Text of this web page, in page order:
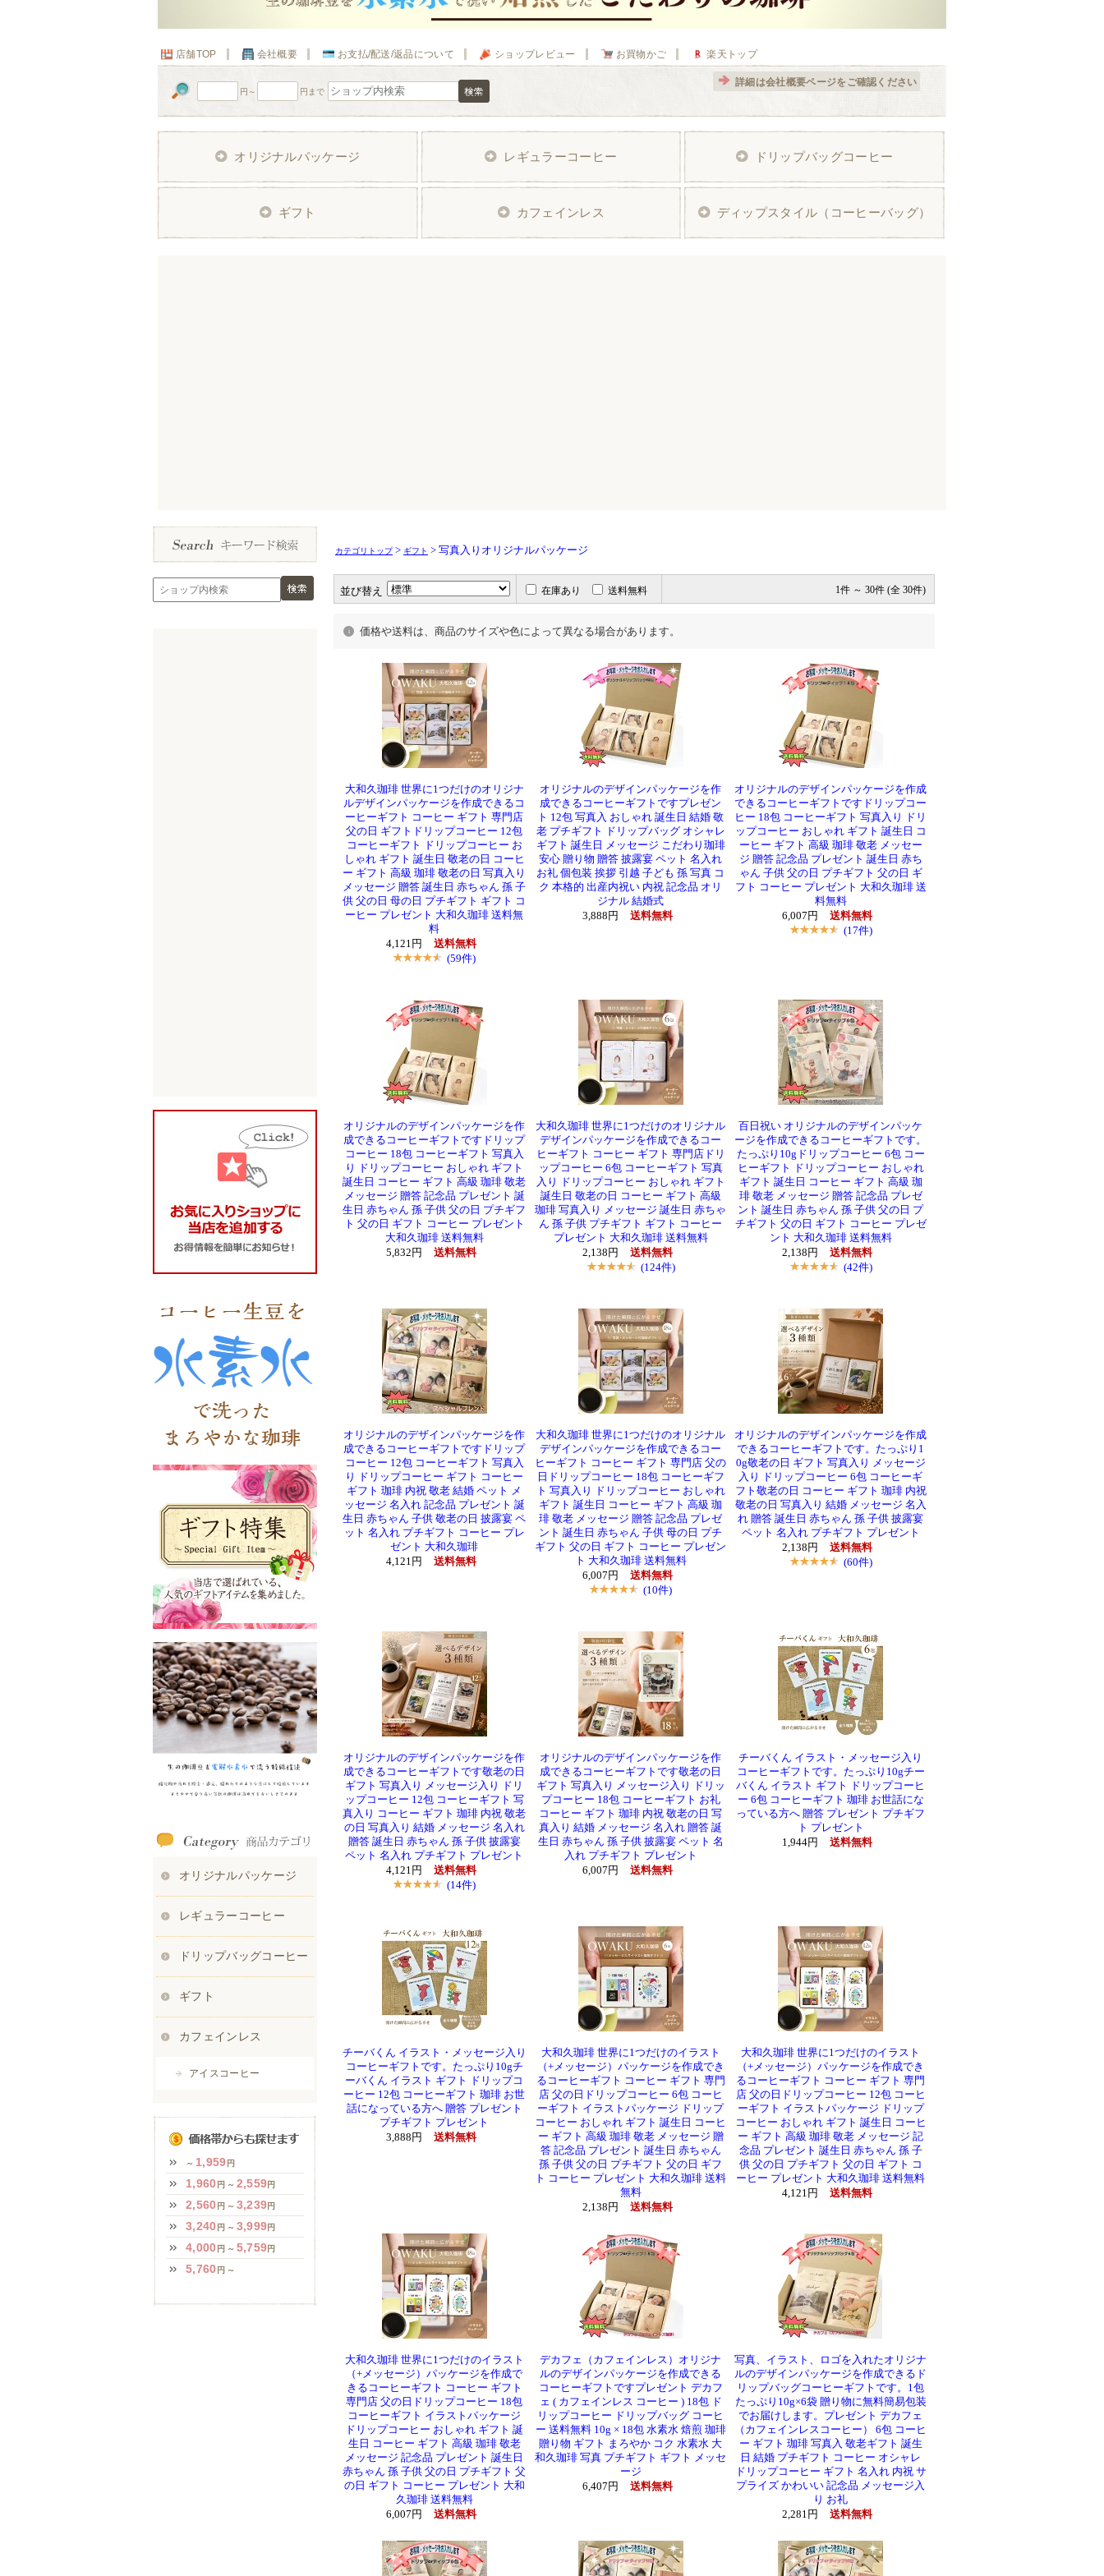
カテゴリトップ> ギフト > 写真入りオリジナルパッケージ
並び替え 在庫あり 送料無料 1件 ～ 30件 (全 30件)
価格や送料は、商品のサイズや色によって異なる場合があります。
大和久珈琲 世界に1つだけのオリジナ
ルデザインパッケージを作成できるコ
ーヒーギフト コーヒー ギフト 専門店
父の日 ギフトドリップコーヒー 12包
コーヒーギフト ドリップコーヒー お
しゃれ ギフト 誕生日 敬老の日 コーヒ
ー ギフト 高級 珈琲 敬老の日 写真入り
メッセージ 贈答 誕生日 赤ちゃん 孫 子
供 父の日 母の日 プチギフト ギフト コ
ーヒー プレゼント 大和久珈琲 送料無
料
4,121円
送料無料
(59件)
オリジナルのデザインパッケージを作
成できるコーヒーギフトですプレゼン
ト 12包 写真入 おしゃれ 誕生日 結婚 敬
老 プチギフト ドリップバッグ オシャレ
ギフト 誕生日 メッセージ こだわり珈琲
安心 贈り物 贈答 披露宴 ペット 名入れ
お礼 個包装 挨拶 引越 子ども 孫 写真 コ
ク 本格的 出産内祝い 内祝 記念品 オリ
ジナル 結婚式
3,888円
送料無料
オリジナルのデザインパッケージを作成
できるコーヒーギフトですドリップコー
ヒー 18包 コーヒーギフト 写真入り ドリ
ップコーヒー おしゃれ ギフト 誕生日 コ
ーヒー ギフト 高級 珈琲 敬老 メッセー
ジ 贈答 記念品 プレゼント 誕生日 赤ち
ゃん 子供 父の日 プチギフト 父の日 ギ
フト コーヒー プレゼント 大和久珈琲 送
料無料
6,007円
送料無料
(17件)
オリジナルのデザインパッケージを作
成できるコーヒーギフトですドリップ
コーヒー 18包 コーヒーギフト 写真入
り ドリップコーヒー おしゃれ ギフト
誕生日 コーヒー ギフト 高級 珈琲 敬老
メッセージ 贈答 記念品 プレゼント 誕
生日 赤ちゃん 孫 子供 父の日 プチギフ
ト 父の日 ギフト コーヒー プレゼント
大和久珈琲 送料無料
5,832円
送料無料
大和久珈琲 世界に1つだけのオリジナル
デザインパッケージを作成できるコー
ヒーギフト コーヒー ギフト 専門店ドリ
ップコーヒー 6包 コーヒーギフト 写真
入り ドリップコーヒー おしゃれ ギフト
誕生日 敬老の日 コーヒー ギフト 高級
珈琲 写真入り メッセージ 誕生日 赤ちゃ
ん 孫 子供 プチギフト ギフト コーヒー
プレゼント 大和久珈琲 送料無料
2,138円
送料無料
(124件)
百日祝い オリジナルのデザインパッケ
ージを作成できるコーヒーギフトです。
たっぷり10gドリップコーヒー 6包 コー
ヒーギフト ドリップコーヒー おしゃれ
ギフト 誕生日 コーヒー ギフト 高級 珈
琲 敬老 メッセージ 贈答 記念品 プレゼ
ント 誕生日 赤ちゃん 孫 子供 父の日 プ
チギフト 父の日 ギフト コーヒー プレゼ
ント 大和久珈琲 送料無料
2,138円
送料無料
(42件)
オリジナルのデザインパッケージを作
成できるコーヒーギフトですドリップ
コーヒー 12包 コーヒーギフト 写真入
り ドリップコーヒー ギフト コーヒー
ギフト 珈琲 内祝 敬老 結婚 ペット メ
ッセージ 名入れ 記念品 プレゼント 誕
生日 赤ちゃん 子供 敬老の日 披露宴 ペ
ット 名入れ プチギフト コーヒー プレ
ゼント 大和久珈琲
4,121円
送料無料
大和久珈琲 世界に1つだけのオリジナル
デザインパッケージを作成できるコー
ヒーギフト コーヒー ギフト 専門店 父の
日ドリップコーヒー 18包 コーヒーギフ
ト 写真入り ドリップコーヒー おしゃれ
ギフト 誕生日 コーヒー ギフト 高級 珈
琲 敬老 メッセージ 贈答 記念品 プレゼ
ント 誕生日 赤ちゃん 子供 母の日 プチ
ギフト 父の日 ギフト コーヒー プレゼン
ト 大和久珈琲 送料無料
6,007円
送料無料
(10件)
オリジナルのデザインパッケージを作成
できるコーヒーギフトです。たっぷり1
0g敬老の日 ギフト 写真入り メッセージ
入り ドリップコーヒー 6包 コーヒーギ
フト敬老の日 コーヒー ギフト 珈琲 内祝
敬老の日 写真入り 結婚 メッセージ 名入
れ 贈答 誕生日 赤ちゃん 孫 子供 披露宴
ペット 名入れ プチギフト プレゼント
2,138円
送料無料
(60件)
オリジナルのデザインパッケージを作
成できるコーヒーギフトです敬老の日
ギフト 写真入り メッセージ入り ドリ
ップコーヒー 12包 コーヒーギフト 写
真入り コーヒー ギフト 珈琲 内祝 敬老
の日 写真入り 結婚 メッセージ 名入れ
贈答 誕生日 赤ちゃん 孫 子供 披露宴
ペット 名入れ プチギフト プレゼント
4,121円
送料無料
(14件)
オリジナルのデザインパッケージを作
成できるコーヒーギフトです敬老の日
ギフト 写真入り メッセージ入り ドリッ
プコーヒー 18包 コーヒーギフト お礼
コーヒー ギフト 珈琲 内祝 敬老の日 写
真入り 結婚 メッセージ 名入れ 贈答 誕
生日 赤ちゃん 孫 子供 披露宴 ペット 名
入れ プチギフト プレゼント
6,007円
送料無料
チーバくん イラスト・メッセージ入り
コーヒーギフトです。たっぷり10gチー
バくん イラスト ギフト ドリップコーヒ
ー 6包 コーヒーギフト 珈琲 お世話にな
っている方へ 贈答 プレゼント プチギフ
ト プレゼント
1,944円
送料無料
チーバくん イラスト・メッセージ入り
コーヒーギフトです。たっぷり10gチ
ーバくん イラスト ギフト ドリップコ
ーヒー 12包 コーヒーギフト 珈琲 お世
話になっている方へ 贈答 プレゼント
プチギフト プレゼント
3,888円
送料無料
大和久珈琲 世界に1つだけのイラスト
（+メッセージ）パッケージを作成でき
るコーヒーギフト コーヒー ギフト 専門
店 父の日ドリップコーヒー 6包 コーヒ
ーギフト イラストパッケージ ドリップ
コーヒー おしゃれ ギフト 誕生日 コーヒ
ー ギフト 高級 珈琲 敬老 メッセージ 贈
答 記念品 プレゼント 誕生日 赤ちゃん
孫 子供 父の日 プチギフト 父の日 ギフ
ト コーヒー プレゼント 大和久珈琲 送料
無料
2,138円
送料無料
大和久珈琲 世界に1つだけのイラスト
（+メッセージ）パッケージを作成でき
るコーヒーギフト コーヒー ギフト 専門
店 父の日ドリップコーヒー 12包 コーヒ
ーギフト イラストパッケージ ドリップ
コーヒー おしゃれ ギフト 誕生日 コーヒ
ー ギフト 高級 珈琲 敬老 メッセージ 記
念品 プレゼント 誕生日 赤ちゃん 孫 子
供 父の日 プチギフト 父の日 ギフト コ
ーヒー プレゼント 大和久珈琲 送料無料
4,121円
送料無料
大和久珈琲 世界に1つだけのイラスト
（+メッセージ）パッケージを作成で
きるコーヒーギフト コーヒー ギフト
専門店 父の日ドリップコーヒー 18包
コーヒーギフト イラストパッケージ
ドリップコーヒー おしゃれ ギフト 誕
生日 コーヒー ギフト 高級 珈琲 敬老
メッセージ 記念品 プレゼント 誕生日
赤ちゃん 孫 子供 父の日 プチギフト 父
の日 ギフト コーヒー プレゼント 大和
久珈琲 送料無料
6,007円
送料無料
デカフェ（カフェインレス）オリジナ
ルのデザインパッケージを作成できる
コーヒーギフトですプレゼント デカフ
ェ ( カフェインレス コーヒー ) 18包 ド
リップコーヒー ドリップバッグ コーヒ
ー 送料無料 10g × 18包 水素水 焙煎 珈琲
贈り物 ギフト まろやか コク 水素水 大
和久珈琲 写真 プチギフト ギフト メッセ
ージ
6,407円
送料無料
写真、イラスト、ロゴを入れたオリジナ
ルのデザインパッケージを作成できるド
リップバッグコーヒーギフトです。1包
たっぷり10g×6袋 贈り物に無料簡易包装
でお届けします。プレゼント デカフェ
（カフェインレスコーヒー） 6包 コーヒ
ー ギフト 珈琲 写真入 敬老ギフト 誕生
日 結婚 プチギフト コーヒー オシャレ
ドリップコーヒー ギフト 名入れ 内祝 サ
プライズ かわいい 記念品 メッセージ入
り お礼
2,281円
送料無料